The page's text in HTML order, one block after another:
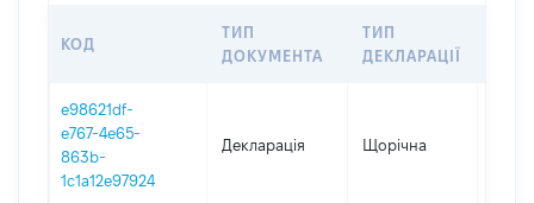
КОД
ТИП
ДОКУМЕНТА
ТИП
ДЕКЛАРАЦІЇ
e98621df-
e767-4e65-
863b-
1c1a12e97924
Декларація Щорічна